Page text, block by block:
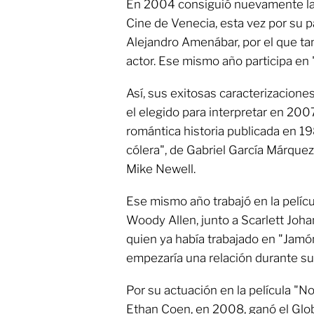
En 2004 consiguió nuevamente
Cine de Venecia, esta vez por su
Alejandro Amenábar, por el que
actor. Ese mismo año participa
Así, sus exitosas
el elegido para interpretar en
romántica historia publicada en
cólera", de Gabriel García
Mike Newell.
Ese mismo año trabajó en la
Woody Allen, junto a Scarlett
quien ya había trabajado en
empezaría una relación durante
Por su actuación en la película
Ethan Coen, en 2008, ganó el